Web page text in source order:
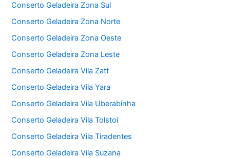
Conserto Geladeira Zona Sul
Conserto Geladeira Zona Norte
Conserto Geladeira Zona Oeste
Conserto Geladeira Zona Leste
Conserto Geladeira Vila Zatt
Conserto Geladeira Vila Yara
Conserto Geladeira Vila Uberabinha
Conserto Geladeira Vila Tolstoi
Conserto Geladeira Vila Tiradentes
Conserto Geladeira Vila Suzana